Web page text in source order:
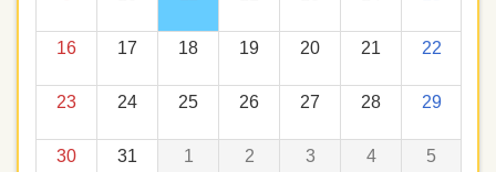
16 17 18 19 20 21 22
23 24 25 26 27 28 29
30 31 1 2 3 4 5